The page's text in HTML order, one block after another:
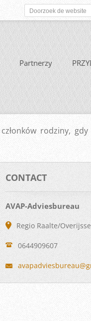
Partnerzy
rodziny, gdy
CONTACT
AVAP-Adviesbureau
Regio Raalte/
0644909607
avapadviesbureau